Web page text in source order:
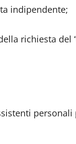
indipendente;
richiesta del
personali